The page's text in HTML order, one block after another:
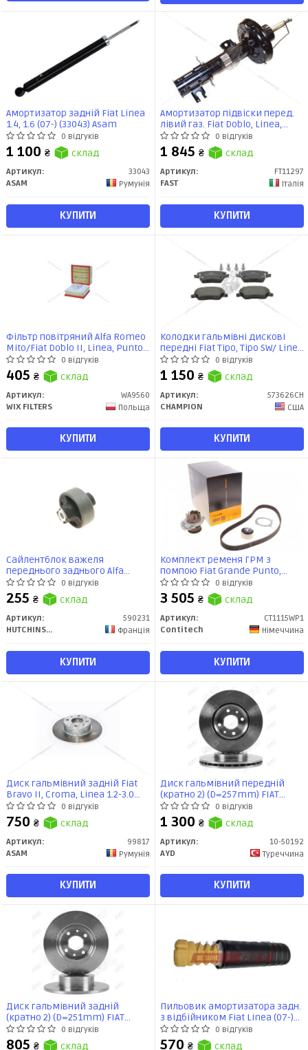
Амортизатор задній Fiat Linea
1.4, 1.6 (07-) (33043) Asam
0 відгуків
1 100 ₴ склад
Артикул:
33043
ASAM
Румунія
КУПИТИ
Амортизатор підвіски перед.
лівий газ. Fiat Doblo, Linea,
Fiorino (09-)(15-) (FT11297) Fast
0 відгуків
1 845 ₴ склад
Артикул:
FT11297
FAST
Італія
КУПИТИ
Фільтр повітряний Alfa Romeo
Mito/Fiat Doblo II, Linea, Punto
III (Grande Punto) (A=213, B=203,
H=62) (WA9560) WIX
0 відгуків
405 ₴ склад
Артикул:
WA9560
WIX FILTERS
Польща
КУПИТИ
Колодки гальмівні дискові
передні Fiat Tipo, Tipo SW/ Linea
(15-) (573626CH) CHAMPION
0 відгуків
1 150 ₴ склад
Артикул:
573626CH
CHAMPION
США
КУПИТИ
Сайлентблок важеля
переднього заднього Alfa
Romeo MiTo/Citroen Nemo
(08-)/Fiat Punto, Linea
(05-)/Peugeot Bipper (08-)
(590231) Hutchinson
0 відгуків
255 ₴ склад
Артикул:
590231
HUTCHINSON
Франція
КУПИТИ
Комплект ременя ГРМ з
помпою Fiat Grande Punto,
Linea 1,4i 8V 07> (CT1115WP1)
ContiTech
0 відгуків
3 505 ₴ склад
Артикул:
CT1115WP1
Contitech
Німеччина
КУПИТИ
Диск гальмівний задній Fiat
Bravo II, Croma, Linea 1.2-3.0
(84-14) (99817) Asam
0 відгуків
750 ₴ склад
Артикул:
99817
ASAM
Румунія
КУПИТИ
Диск гальмівний передній
(кратно 2) (D=257mm) FIAT
PANDA (12-), QUBO (08-), 500 (09-),
LINEA (06-), CITROEN NEMO (08-)
(10-50192) AYD
0 відгуків
1 300 ₴ склад
Артикул:
10-50192
AYD
Туреччина
КУПИТИ
Диск гальмівний задній
(кратно 2) (D=251mm) FIAT
BRAVO (06-), CROMA (-96), LINEA
(07-), STILO (-08) (10-50320) AYD
0 відгуків
805 ₴ склад
Пильовик амортизатора задн.
з відбійником Fiat Linea (07-)
(FT12221) Fast0 відгуків
570 ₴ склад